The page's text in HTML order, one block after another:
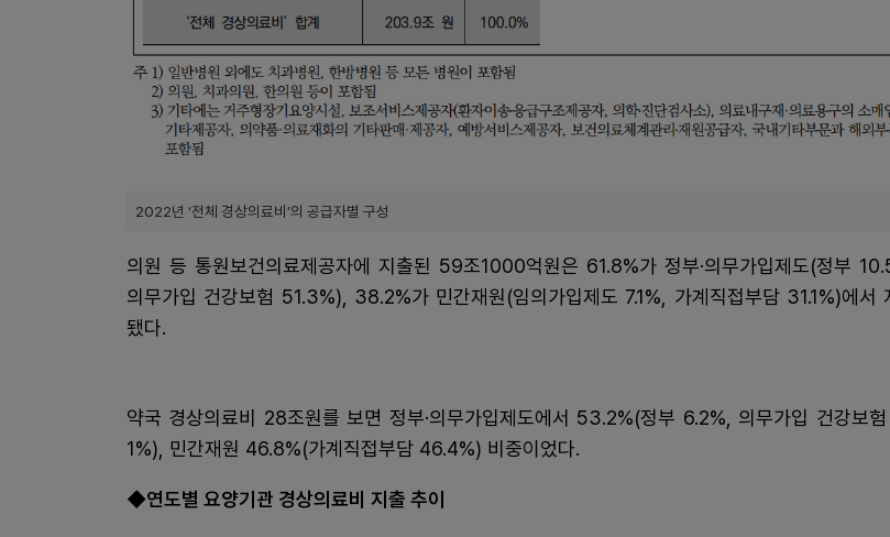
2022년 ‘전체 경상의료비’의 공급자별 구성
의원 등 통원보건의료제공자에 지출된 59조1000억원은 61.8%가 정부·의무가입제도(정부
의무가입 건강보험 51.3%), 38.2%가 민간재원(임의가입제도 7.1%, 가계직접부담 31.1%)에서
됐다.
약국 경상의료비 28조원를 보면 정부·의무가입제도에서 53.2%(정부 6.2%, 의무가입 건강보
1%), 민간재원 46.8%(가계직접부담 46.4%) 비중이었다.
◆연도별 요양기관 경상의료비 지출 추이